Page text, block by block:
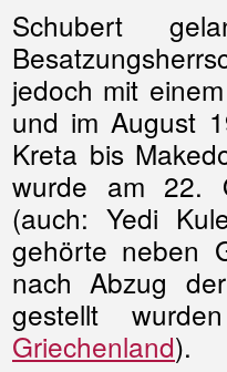
Schubert
jedoch mit
und im August
Kreta bis
wurde am 22.
(auch: Yedi
gehörte neben
nach Abzug
gestellt
Griechenland).